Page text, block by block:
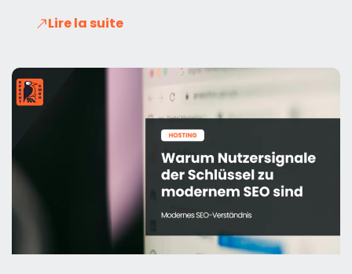
Lire la suite